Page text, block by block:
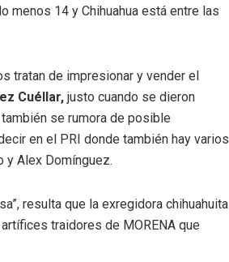
menos 14 y Chihuahua está entre las
tratan de impresionar y vender el
Cuéllar, justo cuando se dieron
se rumora de posible
en el PRI donde también hay varios
y Alex Domínguez.
resulta que la exregidora chihuahuita
traidores de MORENA que